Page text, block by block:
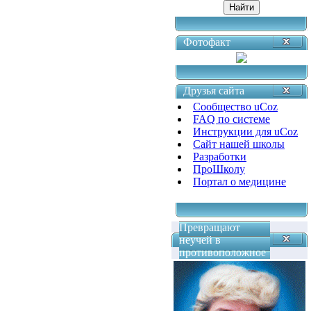
Фотофакт
Друзья сайта
Сообщество uCoz
FAQ по системе
Инструкции для uCoz
Сайт нашей школы
Разработки
ПроШколу
Портал о медицине
Превращают
неучей в
противоположное